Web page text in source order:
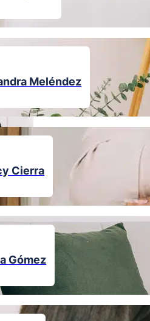
Meléndez
Aguilar
Meléndez
Cierra
Gómez